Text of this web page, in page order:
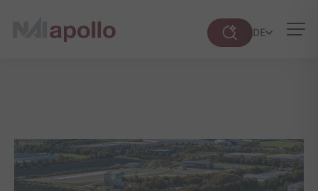
Suche
DE